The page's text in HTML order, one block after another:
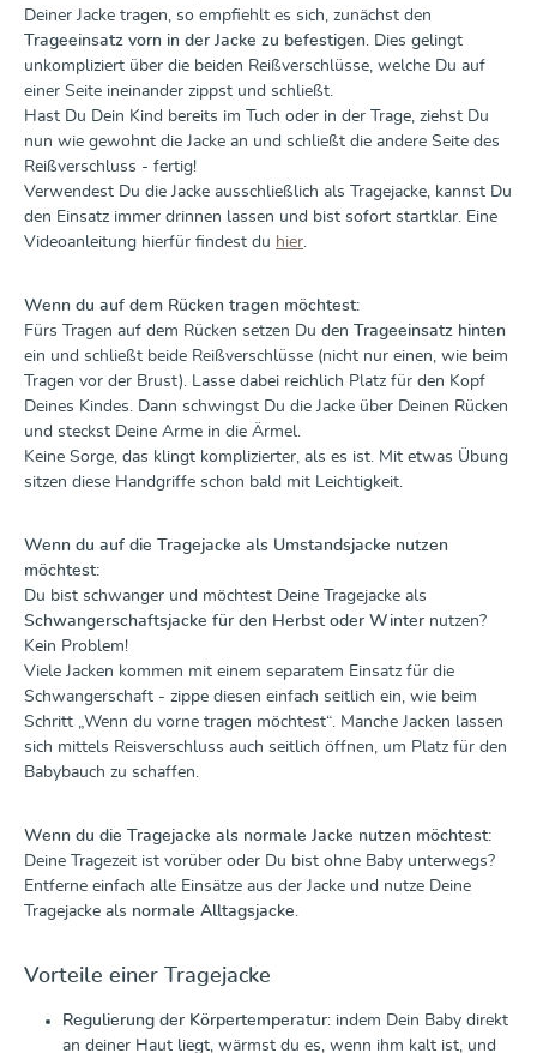
Deiner Jacke tragen, so empfiehlt es sich, zunächst den
Trageeinsatz vorn in der Jacke zu befestigen . Dies gelingt
unkompliziert über die beiden Reißverschlüsse, welche Du auf
einer Seite ineinander zippst und schließt.
Hast Du Dein Kind bereits im Tuch oder in der Trage, ziehst Du
nun wie gewohnt die Jacke an und schließt die andere Seite des
Reißverschluss - fertig!
Verwendest Du die Jacke ausschließlich als Tragejacke, kannst Du
den Einsatz immer drinnen lassen und bist sofort startklar. Eine
Videoanleitung hierfür findest du hier
Wenn du auf dem Rücken tragen möchtest:
Fürs Tragen auf dem Rücken setzen Du den Trageeinsatz hinten
ein und schließt beide Reißverschlüsse (nicht nur einen, wie beim
Tragen vor der Brust). Lasse dabei reichlich Platz für den Kopf
Deines Kindes. Dann schwingst Du die Jacke über Deinen Rücken
und steckst Deine Arme in die Ärmel.
Keine Sorge, das klingt komplizierter, als es ist. Mit etwas Übung
sitzen diese Handgriffe schon bald mit Leichtigkeit.
Wenn du auf die Tragejacke als Umstandsjacke nutzen
möchtest:
Du bist schwanger und möchtest Deine Tragejacke als
Schwangerschaftsjacke für den Herbst oder Winter nutzen?
Kein Problem!
Viele Jacken kommen mit einem separatem Einsatz für die
Schwangerschaft - zippe diesen einfach seitlich ein, wie beim
Schritt „Wenn du vorne tragen möchtest“. Manche Jacken lassen
sich mittels Reisverschluss auch seitlich öffnen, um Platz für den
Babybauch zu schaffen.
Wenn du die Tragejacke als normale Jacke nutzen möchtest:
Deine Tragezeit ist vorüber oder Du bist ohne Baby unterwegs?
Entferne einfach alle Einsätze aus der Jacke und nutze Deine
Tragejacke als normale Alltagsjacke
Vorteile einer Tragejacke
Regulierung der Körpertemperatur: indem Dein Baby direkt
an deiner Haut liegt, wärmst du es, wenn ihm kalt ist, und